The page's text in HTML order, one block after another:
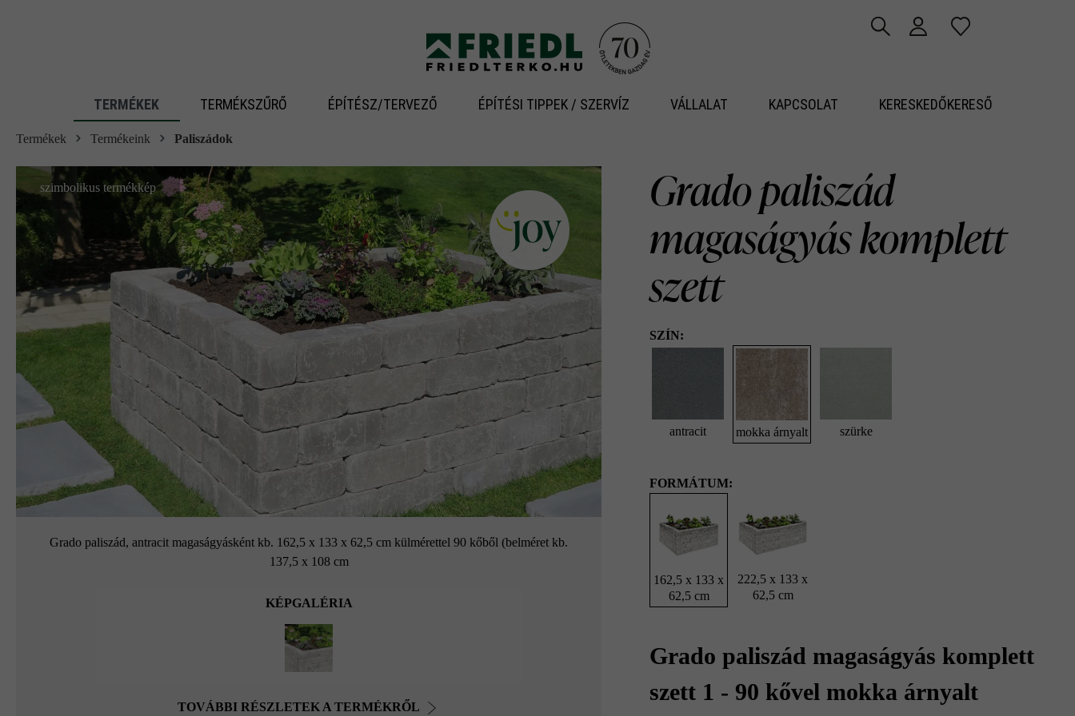
TERMÉKEK TERMÉKSZŰRŐ ÉPÍTÉSZ/TERVEZŐ ÉPÍTÉSI TIPPEK / SZERVÍZ VÁLLALAT KAPCSOLAT KERESKEDŐKERESŐ
Termékek Termékeink Paliszádok
szimbolikus termékkép
Grado paliszád, antracit magaságyásként kb. 162,5 x 133 x 62,5 cm külmérettel 90 kőből (belméret kb.
137,5 x 108 cm
KÉPGALÉRIA
TOVÁBBI RÉSZLETEK A TERMÉKRŐL
Grado paliszád
magaságyás komplett
szett
SZÍN:
antracit mokka árnyalt szürke
FORMÁTUM:
162,5 x 133 x
62,5 cm
222,5 x 133 x
62,5 cm
Grado paliszád magaságyás komplett
szett 1 - 90 kővel mokka árnyalt